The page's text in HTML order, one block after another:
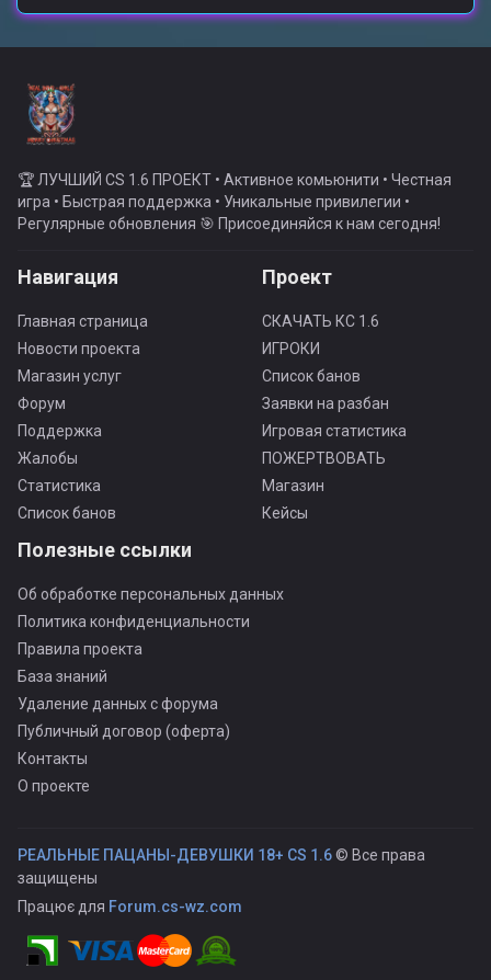
🏆 ЛУЧШИЙ CS 1.6 ПРОЕКТ • Активное комьюнити • Честная
игра • Быстрая поддержка • Уникальные привилегии •
Регулярные обновления 🎯 Присоединяйся к нам сегодня!
Навигация
Главная страница
Новости проекта
Магазин услуг
Форум
Поддержка
Жалобы
Статистика
Список банов
Проект
СКАЧАТЬ КС 1.6
ИГРОКИ
Список банов
Заявки на разбан
Игровая статистика
ПОЖЕРТВОВАТЬ
Магазин
Кейсы
Полезные ссылки
Об обработке персональных данных
Политика конфиденциальности
Правила проекта
База знаний
Удаление данных с форума
Публичный договор (оферта)
Контакты
О проекте
РЕАЛЬНЫЕ ПАЦАНЫ-ДЕВУШКИ 18+ CS 1.6© Все права
защищены
Працює для Forum.cs-wz.com